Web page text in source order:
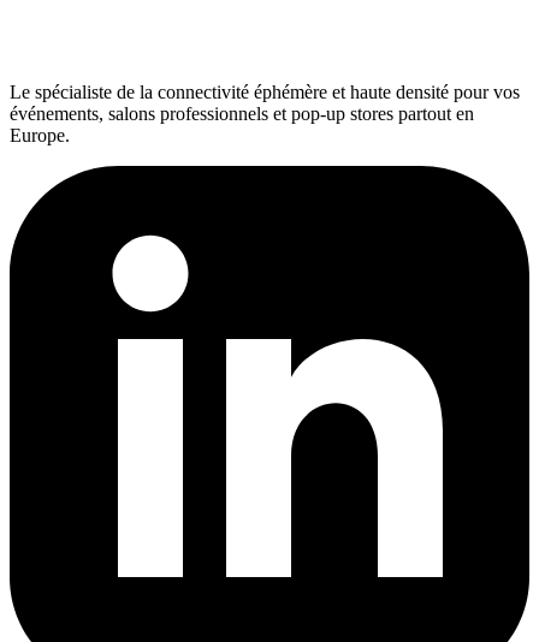
Le spécialiste de la connectivité éphémère et haute densité pour vos
événements, salons professionnels et pop-up stores partout en
Europe.